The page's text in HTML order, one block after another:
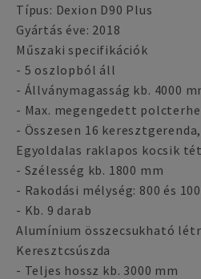
Típus: Dexion D90 Plus
Gyártás éve: 2018
Műszaki specifikációk
- 5 oszlopból áll
- Állványmagasság kb. 4000
- Max. megengedett
- Összesen 16
Egyoldalas raklapos kocsik
- Szélesség kb. 1800 mm
- Rakodási mélység: 800 és
- Kb. 9 darab
Alumínium összecsukható
Keresztcsúszda
- Teljes hossz kb. 3000 mm